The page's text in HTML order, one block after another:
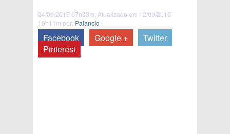
24/06/2015 07h33m. Atualizado em 12/09/2016
10h11m por: Palancio
Facebook Google +
Twitter
Pinterest